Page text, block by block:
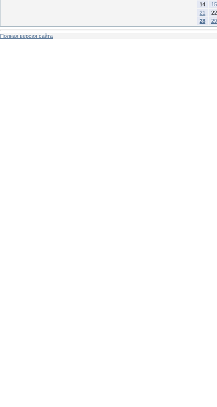
14
15
21
22
28
29
Полная версия сайта